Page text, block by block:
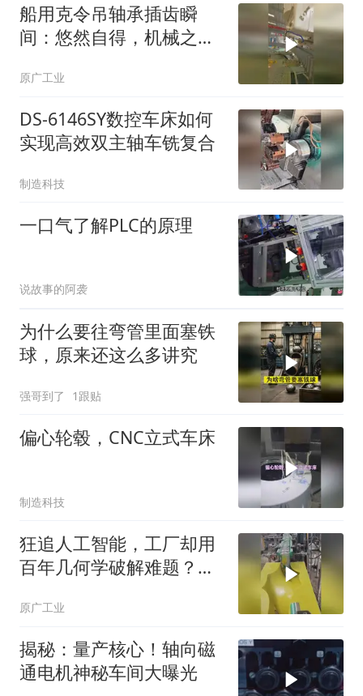
船用克令吊轴承插齿瞬
间：悠然自得，机械之美
原广工业
DS-6146SY数控车床如何
实现高效双主轴车铣复合
制造科技
一口气了解PLC的原理
说故事的阿袭
为什么要往弯管里面塞铁
球，原来还这么多讲究
强哥到了 1跟贴
偏心轮毂，CNC立式车床
制造科技
狂追人工智能，工厂却用
百年几何学破解难题？无
原广工业
揭秘：量产核心！轴向磁
通电机神秘车间大曝光